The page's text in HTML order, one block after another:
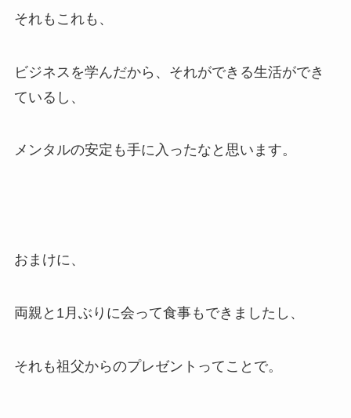
それもこれも、
ビジネスを学んだから、それができる生活ができ
ているし、
メンタルの安定も手に入ったなと思います。
おまけに、
両親と1月ぶりに会って食事もできましたし、
それも祖父からのプレゼントってことで。